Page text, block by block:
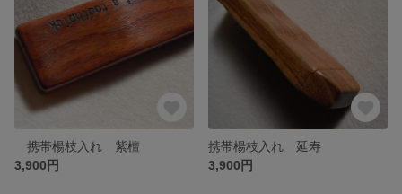
携帯楊枝入れ 紫檀
3,900円
携帯楊枝入れ 延寿
3,900円